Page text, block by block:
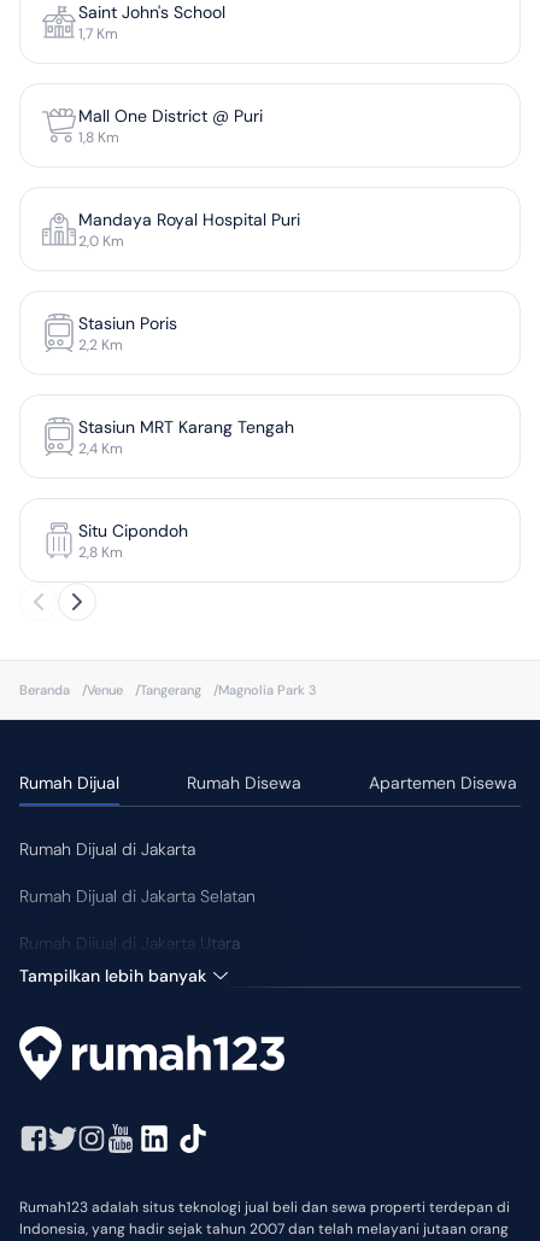
Saint John's School
1,7 Km
Mall One District @ Puri
1,8 Km
Mandaya Royal Hospital Puri
2,0 Km
Stasiun Poris
2,2 Km
Stasiun MRT Karang Tengah
2,4 Km
Situ Cipondoh
2,8 Km
Beranda /Venue /Tangerang /Magnolia Park 3
Rumah Dijual Rumah Disewa Apartemen Disewa
Rumah Dijual di Jakarta
Rumah Dijual di Jakarta Selatan
Rumah Dijual di Jakarta Utara
Tampilkan lebih banyak
Rumah123 adalah situs teknologi jual beli dan sewa properti terdepan di
Indonesia, yang hadir sejak tahun 2007 dan telah melayani jutaan orang